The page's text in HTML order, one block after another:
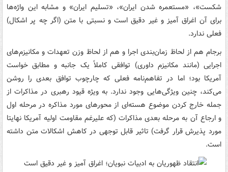
شکست»، «مستعمره شدن ایران»، «تسلیم ایران» و مشابه این واژه‌ها
برای آن اغراق آمیز و غیر دقیق است و نسبتی با متن (اگر چه پر اشکال)
فعلی ندارد.
‏برجام هم از لحاظ زمان‌بندی اجرا و هم از لحاظ وزن تعهدات و مکانیزم‌های
اجرایی (مانند مکانیزم داوری) توافقی کاملاً یک جانبه و مطابق خواست
آمریکا بود؛ اما در تفاهم‌نامه فعلی که چارچوب توافق بعدی را روشن
می‌کند، چنین ویژگی‌هایی وجود ندارد. به ویژه قیود رهبری در مذاکرات از
جمله خارج کردن موضوع هسته‌ای از محورهای مورد مذاکره در مرحله اول
و ارجاع آن به مرحله بعدی مذاکرات (که علیرغم مقاومت اولیه آمریکا نهایتا
مورد پذیرش قرار گرفت) تاثیر قابل توجهی در کاهش اشکالات متن داشته
است.